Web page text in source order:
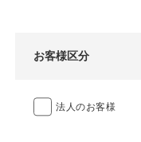
危険物保管庫
お客様区分
法人のお客様